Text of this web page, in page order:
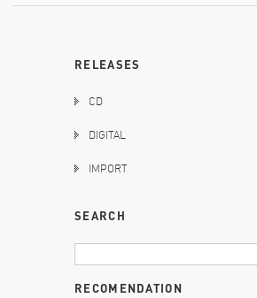
RELEASES
CD
DIGITAL
IMPORT
SEARCH
RECOMENDATION